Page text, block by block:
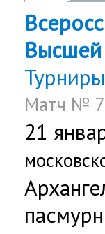
Высшей
Матч №
21